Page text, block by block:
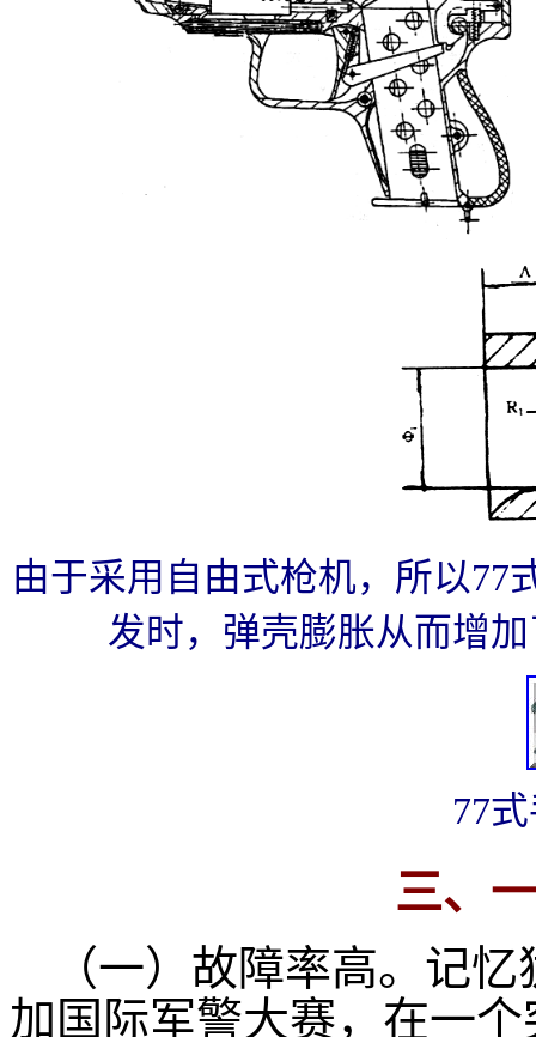
由于采用自由式枪机，所以77
发时，弹壳膨胀从而增
77
三、
（一）故障率高。记
加国际军警大赛，在一